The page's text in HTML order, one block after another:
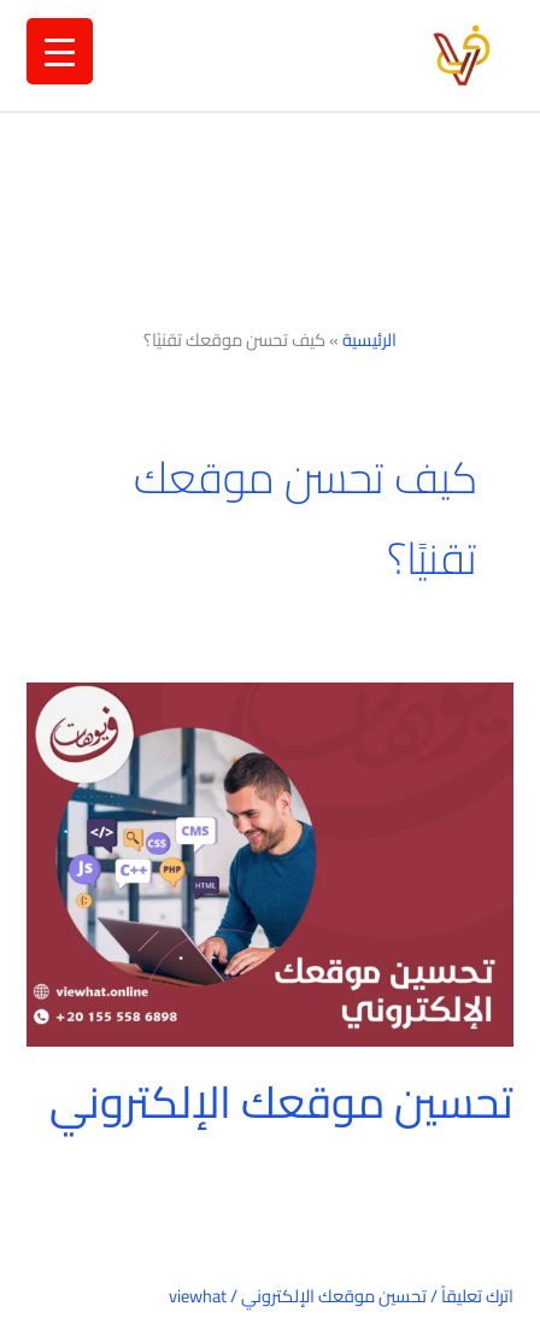
الرئيسية»كيف تحسن موقعك تقنيًا؟
كيف تحسن موقعك
تقنيًا؟
تحسين موقعك الإلكتروني
اترك تعليقاً/تحسين موقعك الإلكتروني/
viewhat